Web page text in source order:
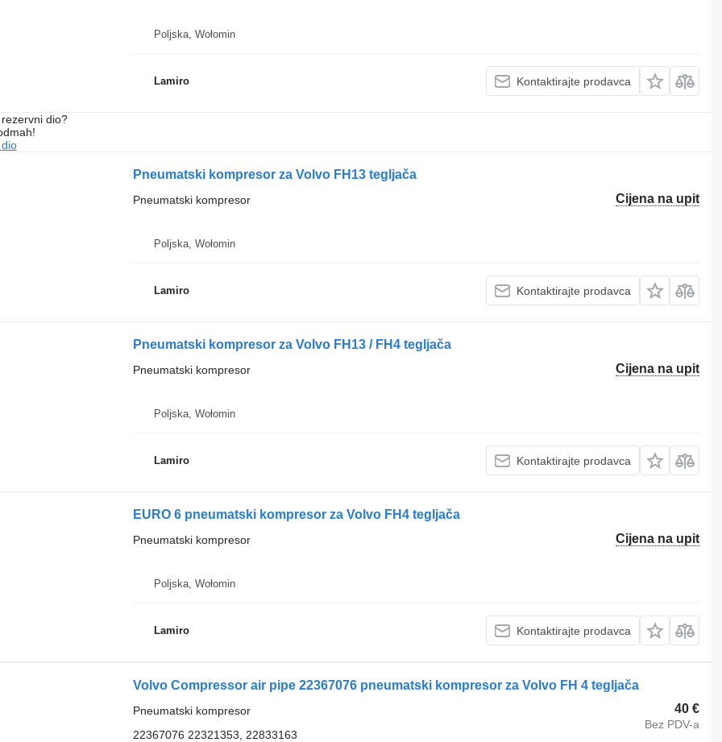
Poljska, Wołomin
Lamiro Kontaktirajte prodavca
dio?
Pneumatski kompresor za Volvo FH13 tegljača
Cijena na upit
Pneumatski kompresor
Poljska, Wołomin
Lamiro Kontaktirajte prodavca
Pneumatski kompresor za Volvo FH13 / FH4 tegljača
Cijena na upit
Pneumatski kompresor
Poljska, Wołomin
Lamiro Kontaktirajte prodavca
EURO 6 pneumatski kompresor za Volvo FH4 tegljača
Cijena na upit
Pneumatski kompresor
Poljska, Wołomin
Lamiro Kontaktirajte prodavca
Volvo Compressor air pipe 22367076 pneumatski kompresor za Volvo FH 4 tegljača
40 €
Bez PDV-a
Pneumatski kompresor
22367076 22321353, 22833163